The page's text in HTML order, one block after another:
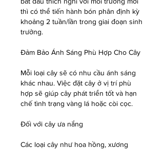
thì có thể tiến hành bón phân định kỳ
khoảng 2 tuần/lần trong giai đoạn sinh
trưởng.
Đảm Bảo Ánh Sáng Phù Hợp Cho Cây
Mỗi loại cây sẽ có nhu cầu ánh sáng
khác nhau. Việc đặt cây ở vị trí phù
hợp sẽ giúp cây phát triển tốt và hạn
chế tình trạng vàng lá hoặc còi cọc.
Đối với cây ưa nắng
Các loại cây như hoa hồng, xương